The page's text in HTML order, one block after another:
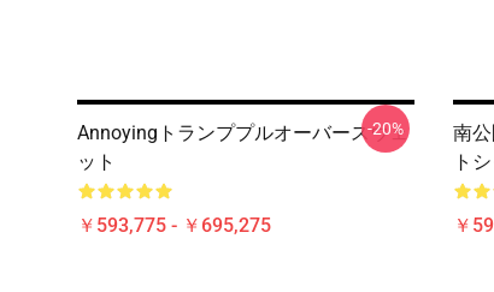
Annoyingトランププルオーバースウェ
ット
￥593,775 - ￥695,275
-20%
南
ト
￥